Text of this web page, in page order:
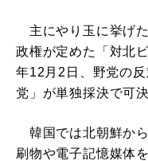
主にやり玉に挙げた
政権が定めた「対北
年12月2日、野党の
党」が単独採決で可
韓国では北朝鮮か
刷物や電子記憶媒体